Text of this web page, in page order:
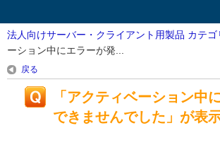
法人向けサーバー・クライアント用製品 カテゴ
ーション中にエラーが発...
戻る
「アクティベーション
できませんでした」が表